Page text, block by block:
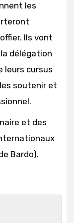
les
Ils vont
délégation
leurs cursus
soutenir et
et des
Bardo).